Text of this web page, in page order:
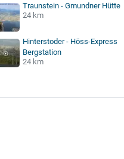
Traunstein - Gmundner Hütte
24 km
Hinterstoder - Höss-Express
Bergstation
24 km